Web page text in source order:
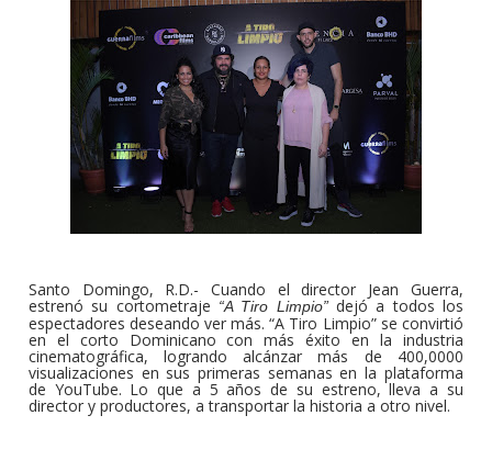
Santo Domingo, R.D.- Cuando el director Jean Guerra,
estrenó su cortometraje “A Tiro Limpio” dejó a todos los
espectadores deseando ver más. “A Tiro Limpio” se convirtió
en el corto Dominicano con más éxito en la industria
cinematográfica, logrando alcánzar más de 400,0000
visualizaciones en sus primeras semanas en la plataforma
de YouTube. Lo que a 5 años de su estreno, lleva a su
director y productores, a transportar la historia a otro nivel.